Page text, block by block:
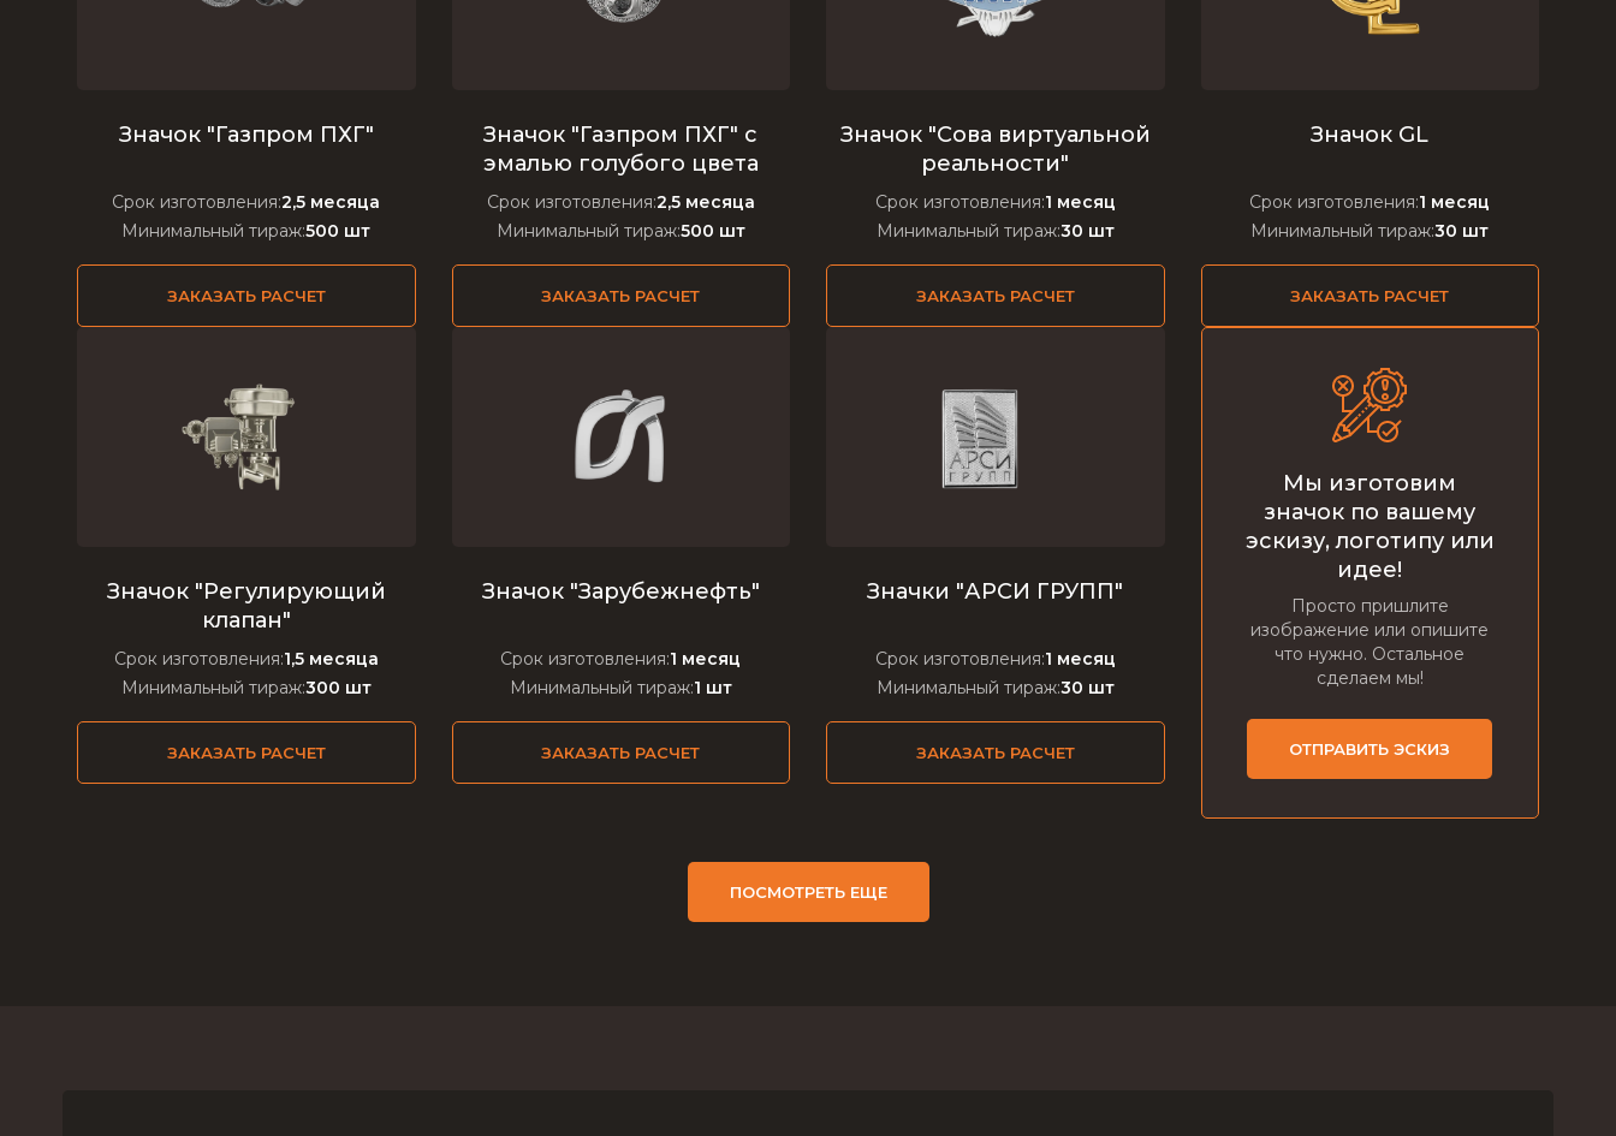
Значок "Газпром ПХГ"
Срок изготовления:2,5 месяца
Минимальный тираж:500 шт
ЗАКАЗАТЬ РАСЧЕТ
Значок "Газпром ПХГ" с
эмалью голубого цвета
Срок изготовления:2,5 месяца
Минимальный тираж:500 шт
ЗАКАЗАТЬ РАСЧЕТ
Значок "Сова виртуальной
реальности"
Срок изготовления:1 месяц
Минимальный тираж:30 шт
ЗАКАЗАТЬ РАСЧЕТ
Значок GL
Срок изготовления:1 месяц
Минимальный тираж:30 шт
ЗАКАЗАТЬ РАСЧЕТ
Значок "Регулирующий
клапан"
Срок изготовления:1,5 месяца
Минимальный тираж:300 шт
ЗАКАЗАТЬ РАСЧЕТ
Значок "Зарубежнефть"
Срок изготовления:1 месяц
Минимальный тираж:1 шт
ЗАКАЗАТЬ РАСЧЕТ
Значки "АРСИ ГРУПП"
Срок изготовления:1 месяц
Минимальный тираж:30 шт
ЗАКАЗАТЬ РАСЧЕТ
Мы изготовим
значок по вашему
эскизу, логотипу или
идее!
Просто пришлите
изображение или опишите
что нужно. Остальное
сделаем мы!
ОТПРАВИТЬ ЭСКИЗ
ПОСМОТРЕТЬ ЕЩЕ